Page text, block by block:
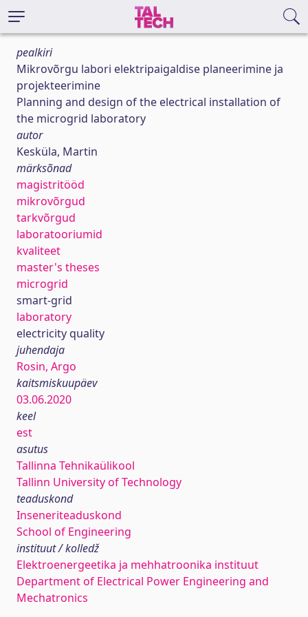
pealkiri
Mikrovõrgu labori elektripaigaldise planeerimine ja
projekteerimine
Planning and design of the electrical installation of
the microgrid laboratory
autor
Kesküla, Martin
märksõnad
magistritööd
mikrovõrgud
tarkvõrgud
laboratooriumid
kvaliteet
master's theses
microgrid
smart-grid
laboratory
electricity quality
juhendaja
Rosin, Argo
kaitsmiskuupäev
03.06.2020
keel
est
asutus
Tallinna Tehnikaülikool
Tallinn University of Technology
teaduskond
Inseneriteaduskond
School of Engineering
instituut / kolledž
Elektroenergeetika ja mehhatroonika instituut
Department of Electrical Power Engineering and
Mechatronics